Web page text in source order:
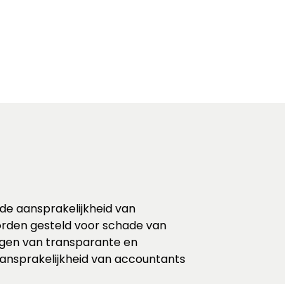
aansprakelijkheid van
gesteld voor schade van
van transparante en
van accountants